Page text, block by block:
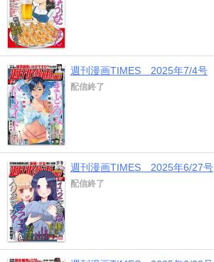
週刊漫画TIMES 2025年7/4号
配信終了
週刊漫画TIMES 2025年6/27号
配信終了